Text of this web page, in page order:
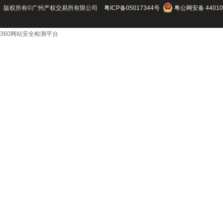
版权所有©广州产权交易所有限公司
粤ICP备05017344号 粤公网安备
360网站安全检测平台